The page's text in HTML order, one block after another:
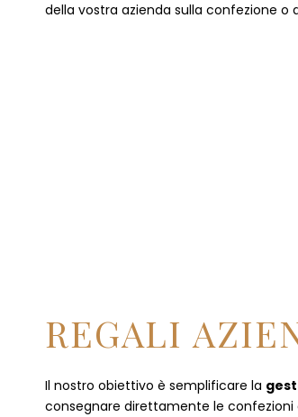
della vostra azienda sulla confezione o
REGALI
Il nostro obiettivo è semplificare la
consegnare direttamente le confezioni